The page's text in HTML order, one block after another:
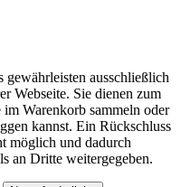
ausschließlich
Webseite. Sie dienen zum
Warenkorb sammeln oder
kannst. Ein Rückschluss
möglich und dadurch
an Dritte weitergegeben.